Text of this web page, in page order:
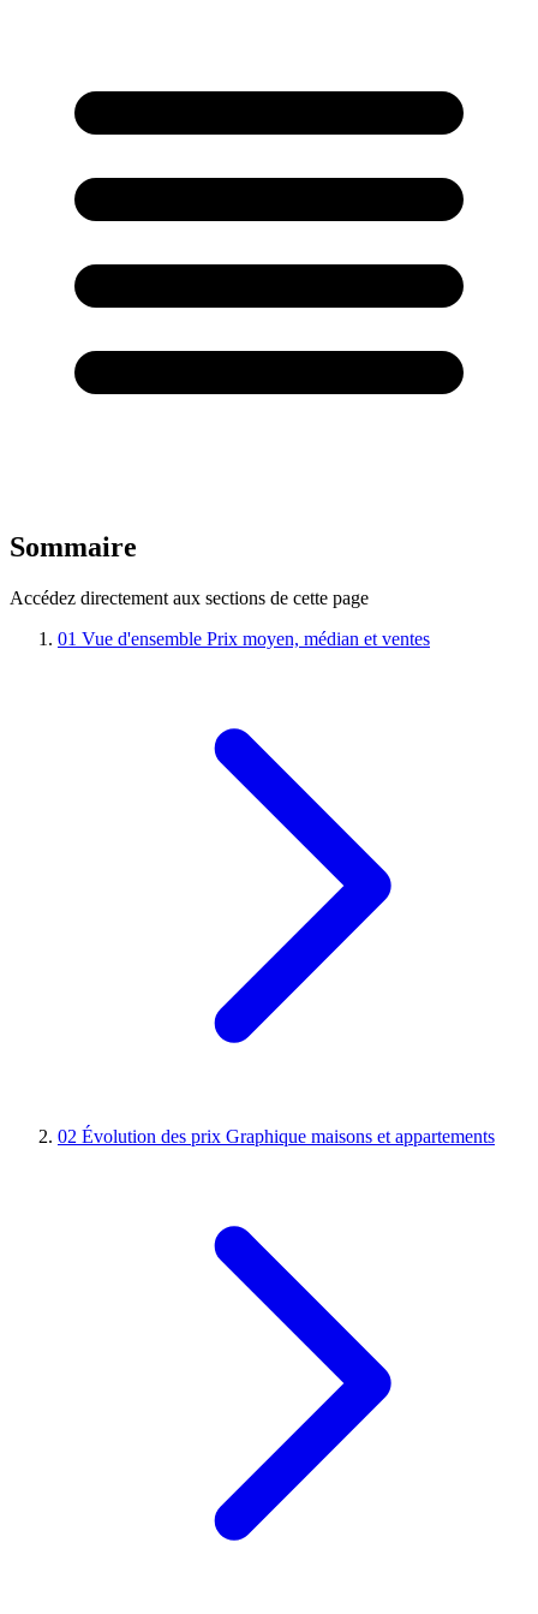
Sommaire
Accédez directement aux sections de cette page
01 Vue d'ensemble Prix moyen, médian et ventes
02 Évolution des prix Graphique maisons et appartements